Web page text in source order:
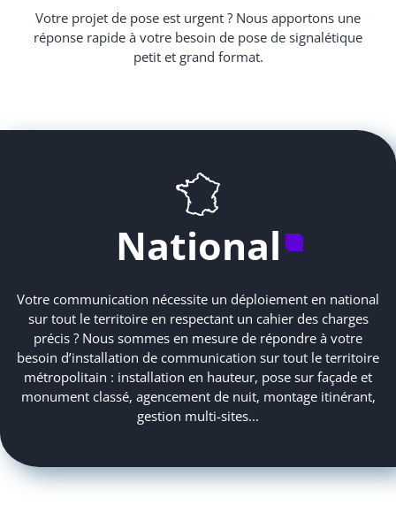
Votre projet de pose est urgent ? Nous apportons une
réponse rapide à votre besoin de pose de signalétique
petit et grand format.
National
Votre communication nécessite un déploiement en national
sur tout le territoire en respectant un cahier des charges
précis ? Nous sommes en mesure de répondre à votre
besoin d’installation de communication sur tout le territoire
métropolitain : installation en hauteur, pose sur façade et
monument classé, agencement de nuit, montage itinérant,
gestion multi-sites...